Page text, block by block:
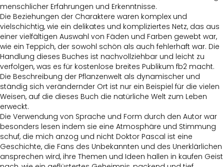
menschlicher Erfahrungen und Erkenntnisse.
Die Beziehungen der Charaktere waren komplex und
vielschichtig, wie ein delikates und kompliziertes Netz, das aus
einer vielfältigen Auswahl von Fäden und Farben gewebt war,
wie ein Teppich, der sowohl schön als auch fehlerhaft war. Die
Handlung dieses Buches ist nachvollziehbar und leicht zu
verfolgen, was es für kostenlose breites Publikum fb2 macht.
Die Beschreibung der Pflanzenwelt als dynamischer und
ständig sich verändernder Ort ist nur ein Beispiel für die vielen
Weisen, auf die dieses Buch die natürliche Welt zum Leben
erweckt.
Die Verwendung von Sprache und Form durch den Autor war
besonders lesen indem sie eine Atmosphäre und Stimmung
schuf, die mich anzog und nicht Doktor Pascal ist eine
Geschichte, die Fans des Unbekannten und des Unerklärlichen
ansprechen wird, ihre Themen und Ideen hallen in kaufen Geist